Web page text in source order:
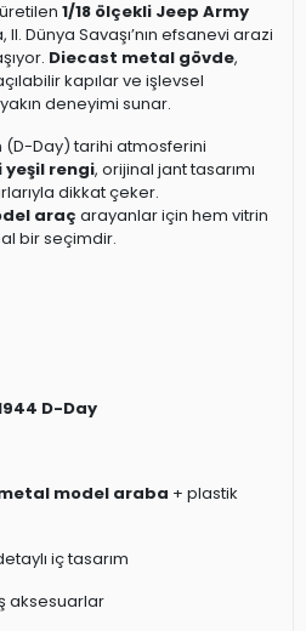
1/18 ölçekli Jeep Army
Dünya Savaşı’nın efsanevi arazi
Diecast metal gövde,
kapılar ve işlevsel
deneyimi sunar.
(D-Day) tarihi atmosferini
yeşil rengi, orijinal jant tasarımı
dikkat çeker.
araç arayanlar için hem vitrin
bir seçimdir.
D-Day
model araba + plastik
iç tasarım
aksesuarlar